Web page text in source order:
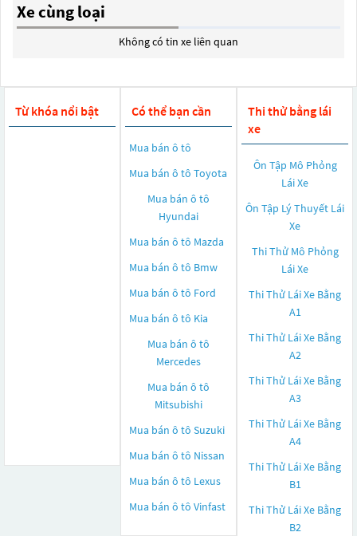
Xe cùng loại
Không có tin xe liên quan
Từ khóa nổi bật Có thể bạn cần
Mua bán ô tô
Mua bán ô tô Toyota
Mua bán ô tô
Hyundai
Mua bán ô tô Mazda
Mua bán ô tô Bmw
Mua bán ô tô Ford
Mua bán ô tô Kia
Mua bán ô tô
Mercedes
Mua bán ô tô
Mitsubishi
Mua bán ô tô Suzuki
Mua bán ô tô Nissan
Mua bán ô tô Lexus
Mua bán ô tô Vinfast
Thi thử bằng lái
xe
Ôn Tập Mô Phỏng
Lái Xe
Ôn Tập Lý Thuyết Lái
Xe
Thi Thử Mô Phỏng
Lái Xe
Thi Thử Lái Xe Bằng
A1
Thi Thử Lái Xe Bằng
A2
Thi Thử Lái Xe Bằng
A3
Thi Thử Lái Xe Bằng
A4
Thi Thử Lái Xe Bằng
B1
Thi Thử Lái Xe Bằng
B2